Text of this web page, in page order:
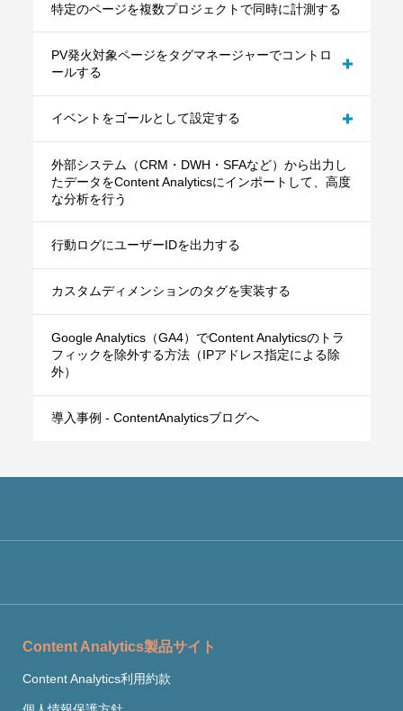
パターンB：外部リンクのクリックイベントをゴ
ールとして設定する
特定のページを複数プロジェクトで同時に計測する
PV発火対象ページをタグマネージャーでコントロ
ールする
パターンC：テキスト系ボタンのクリックイベン
トをゴールとして設定する
イベントをゴールとして設定する
記事の読了をゴールとして設定する
外部システム（CRM・DWH・SFAなど）から出力し
たデータをContent Analyticsにインポートして、高度
な分析を行う
行動ログにユーザーIDを出力する
カスタムディメンションのタグを実装する
Google Analytics（GA4）でContent Analyticsのトラ
フィックを除外する方法（IPアドレス指定による除
外）
導入事例 - ContentAnalyticsブログへ
Content Analytics製品サイト
Content Analytics利用約款